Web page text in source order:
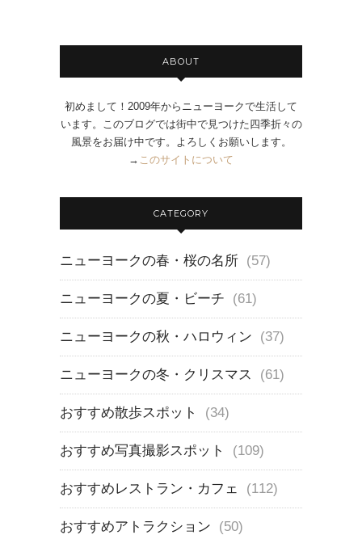
ABOUT
初めまして！2009年からニューヨークで生活して
います。このブログでは街中で見つけた四季折々の
風景をお届け中です。よろしくお願いします。
→ このサイトについて
CATEGORY
ニューヨークの春・桜の名所 (57)
ニューヨークの夏・ビーチ (61)
ニューヨークの秋・ハロウィン (37)
ニューヨークの冬・クリスマス (61)
おすすめ散歩スポット (34)
おすすめ写真撮影スポット (109)
おすすめレストラン・カフェ (112)
おすすめアトラクション (50)